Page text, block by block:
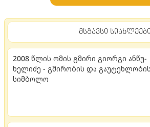
მსგავსი
2008 წლის ომის გმირი გი­ორ­გი ან­წუ­
ხე­ლი­ძე - გმი­რო­ბის და გა­უ­ტეხ­ლო­ბის
სიმ­ბო­ლო